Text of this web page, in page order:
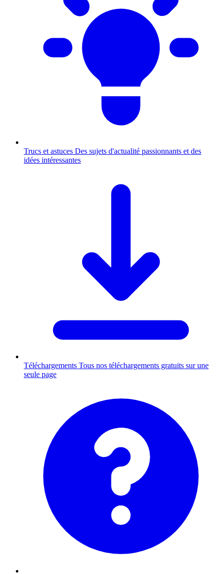
Trucs et astuces Des sujets d'actualité passionnants et des
idées intéressantes
Téléchargements Tous nos téléchargements gratuits sur une
seule page